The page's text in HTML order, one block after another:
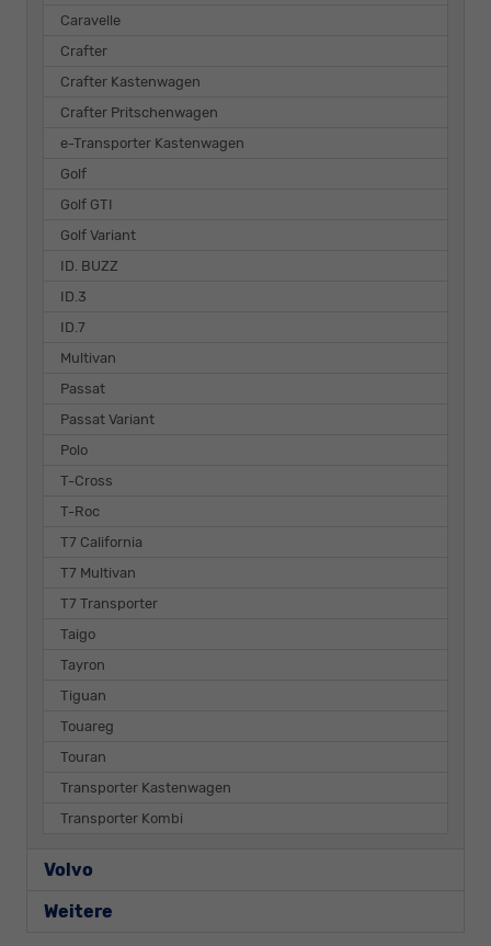
Caravelle
Crafter
Crafter Kastenwagen
Crafter Pritschenwagen
e-Transporter Kastenwagen
Golf
Golf GTI
Golf Variant
ID. BUZZ
ID.3
ID.7
Multivan
Passat
Passat Variant
Polo
T-Cross
T-Roc
T7 California
T7 Multivan
T7 Transporter
Taigo
Tayron
Tiguan
Touareg
Touran
Transporter Kastenwagen
Transporter Kombi
Volvo
Weitere